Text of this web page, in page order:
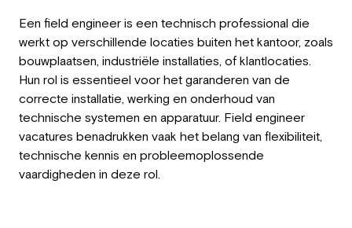
Een field engineer is een technisch professional die
werkt op verschillende locaties buiten het kantoor, zoals
bouwplaatsen, industriële installaties, of klantlocaties.
Hun rol is essentieel voor het garanderen van de
correcte installatie, werking en onderhoud van
technische systemen en apparatuur. Field engineer
vacatures benadrukken vaak het belang van flexibiliteit,
technische kennis en probleemoplossende
vaardigheden in deze rol.